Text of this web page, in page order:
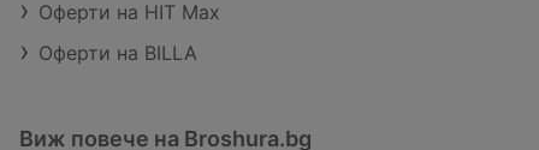
Оферти на HIT Max
Оферти на BILLA
Виж повече на Broshura.bg